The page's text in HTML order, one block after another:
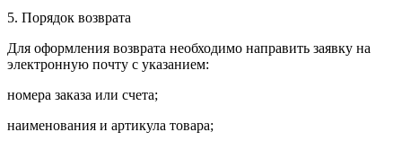
5. Порядок возврата
Для оформления возврата необходимо направить заявку на
электронную почту с указанием:
номера заказа или счета;
наименования и артикула товара;